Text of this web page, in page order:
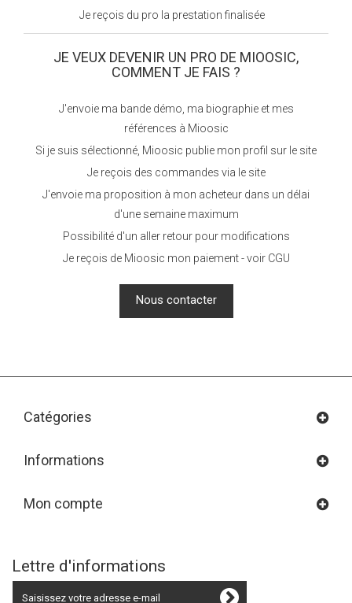
Je reçois du pro la prestation finalisée
JE VEUX DEVENIR UN PRO DE MIOOSIC,
COMMENT JE FAIS ?
J'envoie ma bande démo, ma biographie et mes
références à Mioosic
Si je suis sélectionné, Mioosic publie mon profil sur le site
Je reçois des commandes via le site
J'envoie ma proposition à mon acheteur dans un délai
d'une semaine maximum
Possibilité d'un aller retour pour modifications
Je reçois de Mioosic mon paiement - voir CGU
Nous contacter
Catégories
Informations
Mon compte
Lettre d'informations